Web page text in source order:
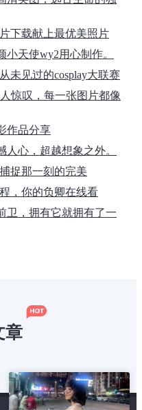
下载献上最优美照片
天使wy2用心制作。
未见过的cosplay大联赛
惊叹，每一张图片都像
作品分享
心，超越想象之外。
捉那一刻的完美
，你的负卿在线看
卫，拥有它就拥有了一
章